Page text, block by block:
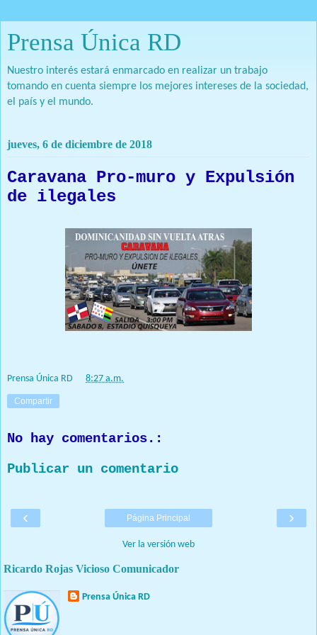
Prensa Única RD
Nuestro interés estará enmarcado en realizar un trabajo
tomando en cuenta siempre los mejores intereses de la sociedad,
el país y el mundo.
jueves, 6 de diciembre de 2018
Caravana Pro-muro y Expulsión
de ilegales
Prensa Única RD 8:27 a.m.
Compartir
No hay comentarios.:
Publicar un comentario
‹ ›
Página Principal
Ver la versión web
Ricardo Rojas Vicioso Comunicador
Prensa Única RD